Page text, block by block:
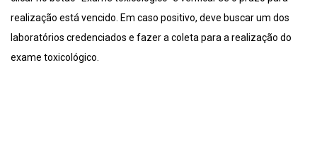
realização está vencido. Em caso positivo, deve buscar um dos
laboratórios credenciados e fazer a coleta para a realização do
exame toxicológico.